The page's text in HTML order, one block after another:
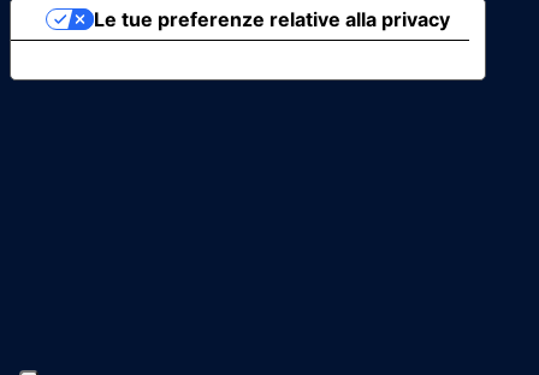
Le tue preferenze relative alla privacy